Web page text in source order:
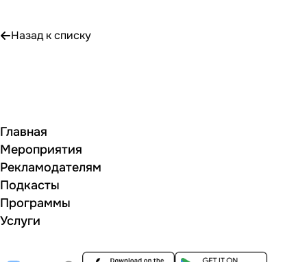
Назад к списку
Главная
Мероприятия
Рекламодателям
Подкасты
Программы
Услуги